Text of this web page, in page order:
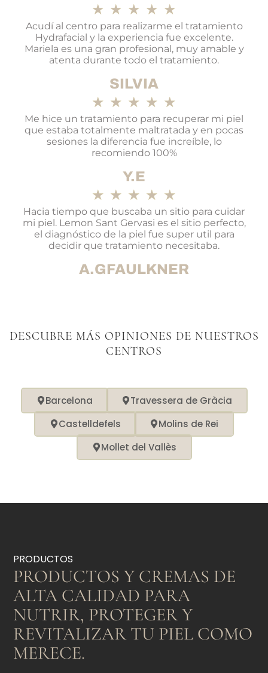
★ ★ ★ ★ ★
Acudí al centro para realizarme el tratamiento
Hydrafacial y la experiencia fue excelente.
Mariela es una gran profesional, muy amable y
atenta durante todo el tratamiento.
SILVIA
★ ★ ★ ★ ★
Me hice un tratamiento para recuperar mi piel
que estaba totalmente maltratada y en pocas
sesiones la diferencia fue increíble, lo
recomiendo 100%
Y.E
★ ★ ★ ★ ★
Hacia tiempo que buscaba un sitio para cuidar
mi piel. Lemon Sant Gervasi es el sitio perfecto,
el diagnóstico de la piel fue super util para
decidir que tratamiento necesitaba.
A.GFAULKNER
DESCUBRE MÁS OPINIONES DE NUESTROS
CENTROS
Barcelona
Travessera de Gràcia
Castelldefels
Molins de Rei
Mollet del Vallès
PRODUCTOS
PRODUCTOS Y CREMAS DE
ALTA CALIDAD PARA
NUTRIR, PROTEGER Y
REVITALIZAR TU PIEL COMO
MERECE.